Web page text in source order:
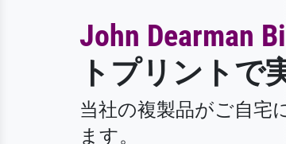
John Dearman
トプリントで
当社の複製品がご自宅
ます。